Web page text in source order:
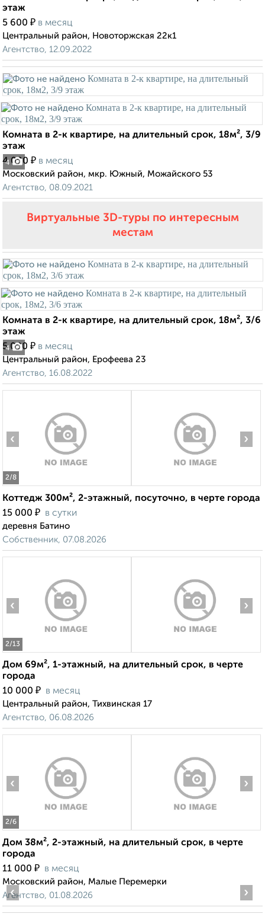
этаж
5 600 ₽ в месяц
Центральный район, Новоторжская 22к1
Агентство, 12.09.2022
4
Комната в 2-к квартире, на длительный срок, 18м², 3/9
этаж
4 000 ₽ в месяц
Московский район, мкр. Южный, Можайского 53
Агентство, 08.09.2021
Виртуальные 3D-туры по интересным
местам
4
Комната в 2-к квартире, на длительный срок, 18м², 3/6
этаж
5 000 ₽ в месяц
Центральный район, Ерофеева 23
Агентство, 16.08.2022
2/8
‹ ›
Коттедж 300м², 2-этажный, посуточно, в черте города
15 000 ₽ в сутки
деревня Батино
Собственник, 07.08.2026
2/13
‹ ›
Дом 69м², 1-этажный, на длительный срок, в черте
города
10 000 ₽ в месяц
Центральный район, Тихвинская 17
Агентство, 06.08.2026
2/6
‹ ›
Дом 38м², 2-этажный, на длительный срок, в черте
города
11 000 ₽ в месяц
Московский район, Малые Перемерки
Агентство, 01.08.2026
‹ ›